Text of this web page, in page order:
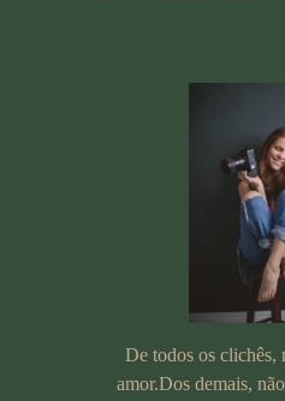
De todos os clichês,
amor.Dos demais,